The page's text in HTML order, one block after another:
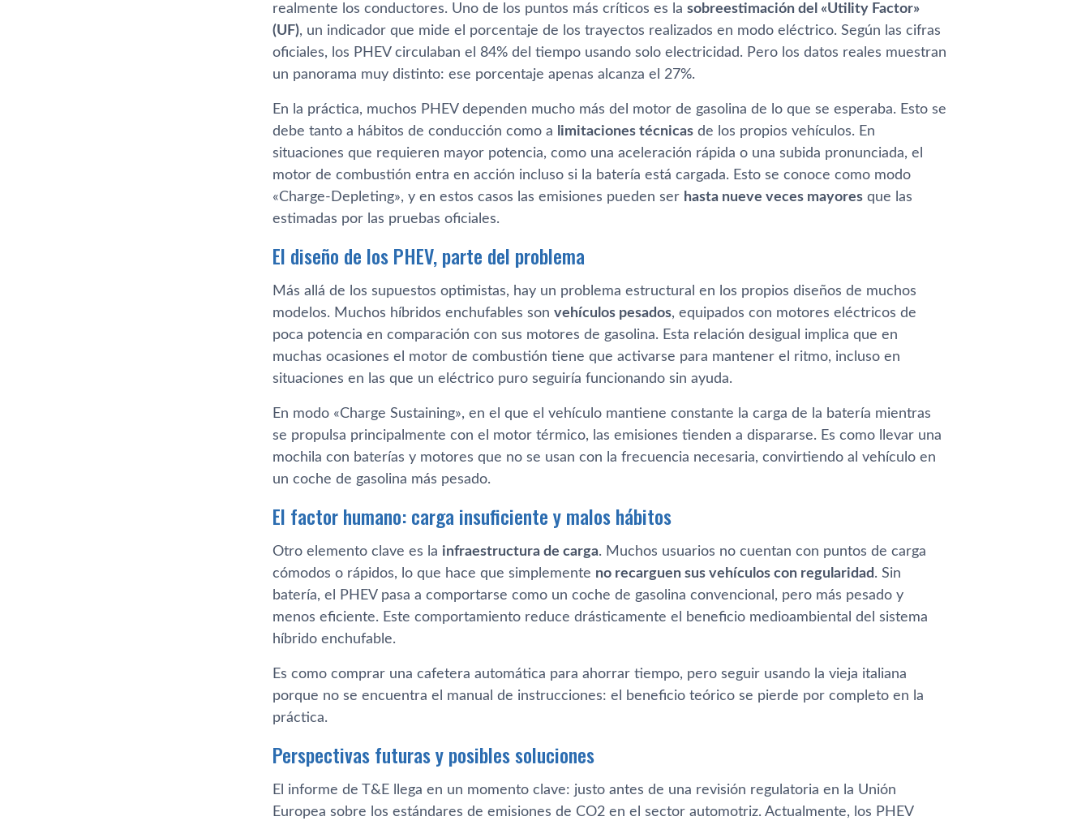
realmente los conductores. Uno de los puntos más críticos es la sobreestimación del «Utility Factor»
(UF), un indicador que mide el porcentaje de los trayectos realizados en modo eléctrico. Según las cifras
oficiales, los PHEV circulaban el 84% del tiempo usando solo electricidad. Pero los datos reales muestran
un panorama muy distinto: ese porcentaje apenas alcanza el 27%.
En la práctica, muchos PHEV dependen mucho más del motor de gasolina de lo que se esperaba. Esto se
debe tanto a hábitos de conducción como a
limitaciones técnicas de los propios vehículos. En
situaciones que requieren mayor potencia, como una aceleración rápida o una subida pronunciada, el
motor de combustión entra en acción incluso si la batería está cargada. Esto se conoce como modo
«Charge-Depleting», y en estos casos las emisiones pueden ser hasta nueve veces mayores que las
estimadas por las pruebas oficiales.
El diseño de los PHEV, parte del problema
Más allá de los supuestos optimistas, hay un problema estructural en los propios diseños de muchos
modelos. Muchos híbridos enchufables son vehículos pesados, equipados con motores eléctricos de
poca potencia en comparación con sus motores de gasolina. Esta relación desigual implica que en
muchas ocasiones el motor de combustión tiene que activarse para mantener el ritmo, incluso en
situaciones en las que un eléctrico puro seguiría funcionando sin ayuda.
En modo «Charge Sustaining», en el que el vehículo mantiene constante la carga de la batería mientras
se propulsa principalmente con el motor térmico, las emisiones tienden a dispararse. Es como llevar una
mochila con baterías y motores que no se usan con la frecuencia necesaria, convirtiendo al vehículo en
un coche de gasolina más pesado.
El factor humano: carga insuficiente y malos hábitos
Otro elemento clave es la infraestructura de carga. Muchos usuarios no cuentan con puntos de carga
cómodos o rápidos, lo que hace que simplemente no recarguen sus vehículos con regularidad. Sin
batería, el PHEV pasa a comportarse como un coche de gasolina convencional, pero más pesado y
menos eficiente. Este comportamiento reduce drásticamente el beneficio medioambiental del sistema
híbrido enchufable.
Es como comprar una cafetera automática para ahorrar tiempo, pero seguir usando la vieja italiana
porque no se encuentra el manual de instrucciones: el beneficio teórico se pierde por completo en la
práctica.
Perspectivas futuras y posibles soluciones
El informe de T&E llega en un momento clave: justo antes de una revisión regulatoria en la Unión
Europea sobre los estándares de emisiones de CO2 en el sector automotriz. Actualmente, los PHEV